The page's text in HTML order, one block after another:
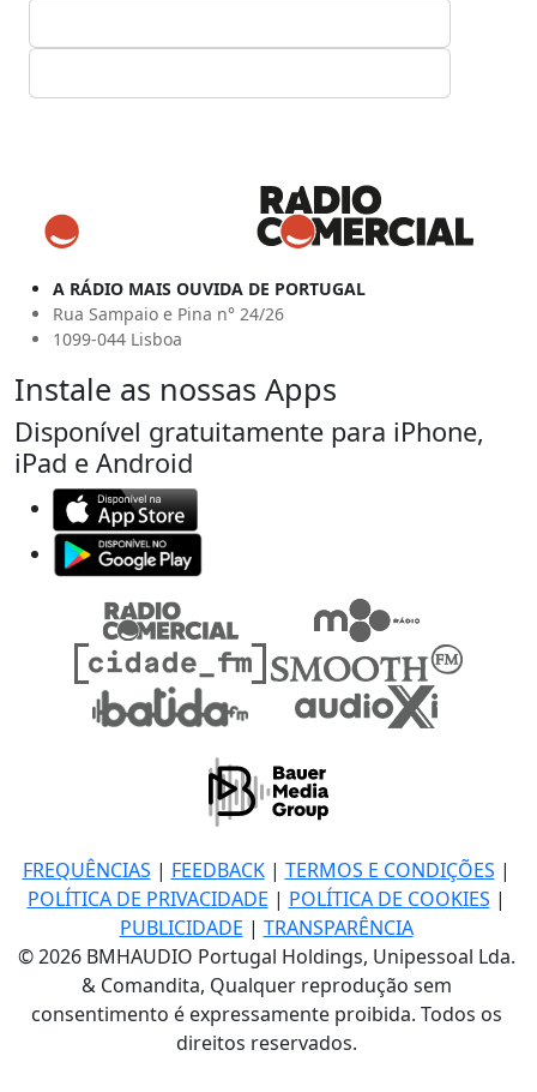
A RÁDIO MAIS OUVIDA DE PORTUGAL
Rua Sampaio e Pina n° 24/26
1099-044 Lisboa
Instale as nossas Apps
Disponível gratuitamente para iPhone,
iPad e Android
FREQUÊNCIAS | FEEDBACK| TERMOS E CONDIÇÕES |
POLÍTICA DE PRIVACIDADE | POLÍTICA DE COOKIES |
PUBLICIDADE | TRANSPARÊNCIA
© 2026 BMHAUDIO Portugal Holdings, Unipessoal Lda.
& Comandita, Qualquer reprodução sem
consentimento é expressamente proibida. Todos os
direitos reservados.